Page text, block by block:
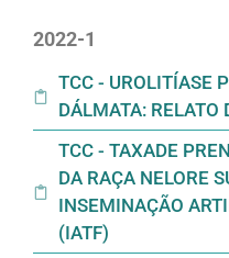
2022-1
TCC - UROLITÍASE
DÁLMATA: RELATO
TCC - TAXADE
DA RAÇA NELORE
INSEMINAÇÃO
(IATF)